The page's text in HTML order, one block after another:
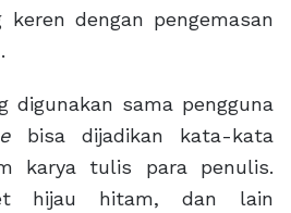
keren dengan pengemasan
digunakan sama pengguna
bisa dijadikan kata-kata
karya tulis para penulis.
hijau hitam, dan lain